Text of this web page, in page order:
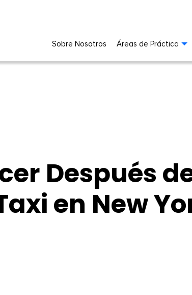
Sobre Nosotros Áreas de Práctica
Después
en New